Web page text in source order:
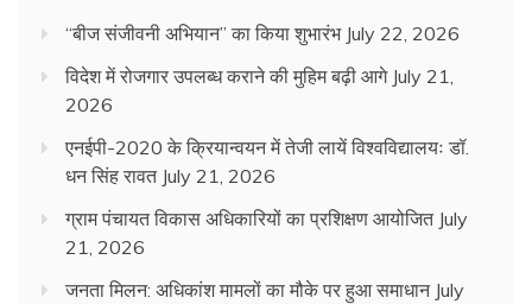
“बीज संजीवनी अभियान” का किया शुभारंभ July 22, 2026
विदेश में रोजगार उपलब्ध कराने की मुहिम बढ़ी आगे July 21,
2026
एनईपी-2020 के क्रियान्वयन में तेजी लायें विश्वविद्यालयः डॉ.
धन सिंह रावत July 21, 2026
ग्राम पंचायत विकास अधिकारियों का प्रशिक्षण आयोजित July
21, 2026
जनता मिलन: अधिकांश मामलों का मौके पर हुआ समाधान July